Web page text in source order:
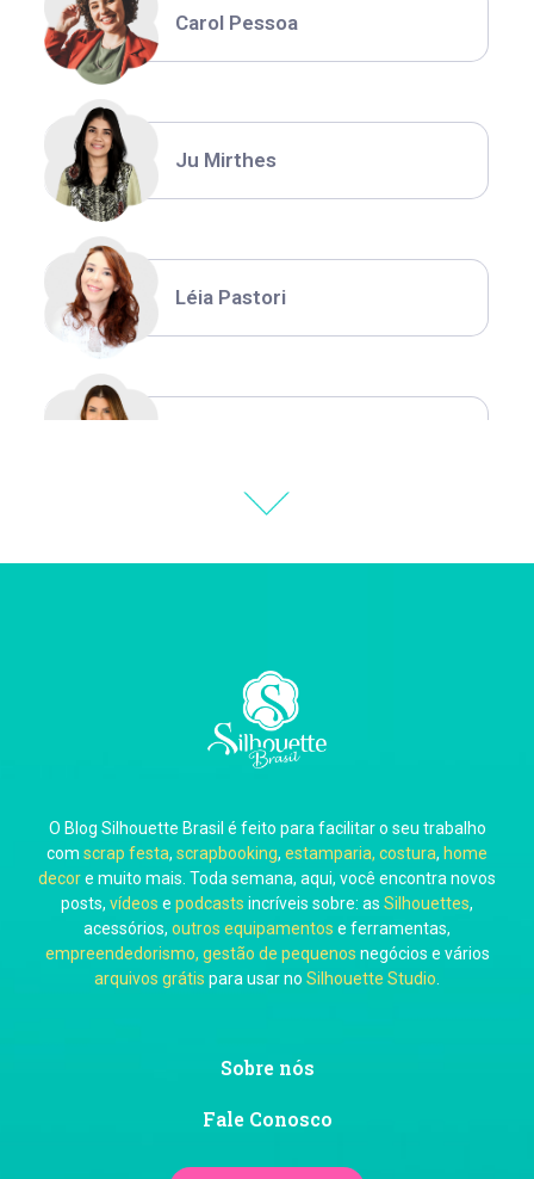
Carol Pessoa
Ju Mirthes
Léia Pastori
Carla Eschberger
Carol Pessoa
Ju Mirthes
O Blog Silhouette Brasil é feito para facilitar o seu trabalho
com scrap festa, scrapbooking, estamparia, costura, home
decore muito mais. Toda semana, aqui, você encontra novos
posts, vídeos e podcasts incríveis sobre: as Silhouettes,
acessórios, outros equipamentos e ferramentas,
empreendedorismo, gestão de pequenos negócios e vários
arquivos grátis para usar no Silhouette Studio
Sobre nós
Fale Conosco